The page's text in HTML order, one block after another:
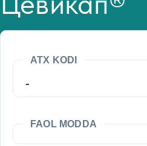
ATX KODI
-
FAOL MODDA